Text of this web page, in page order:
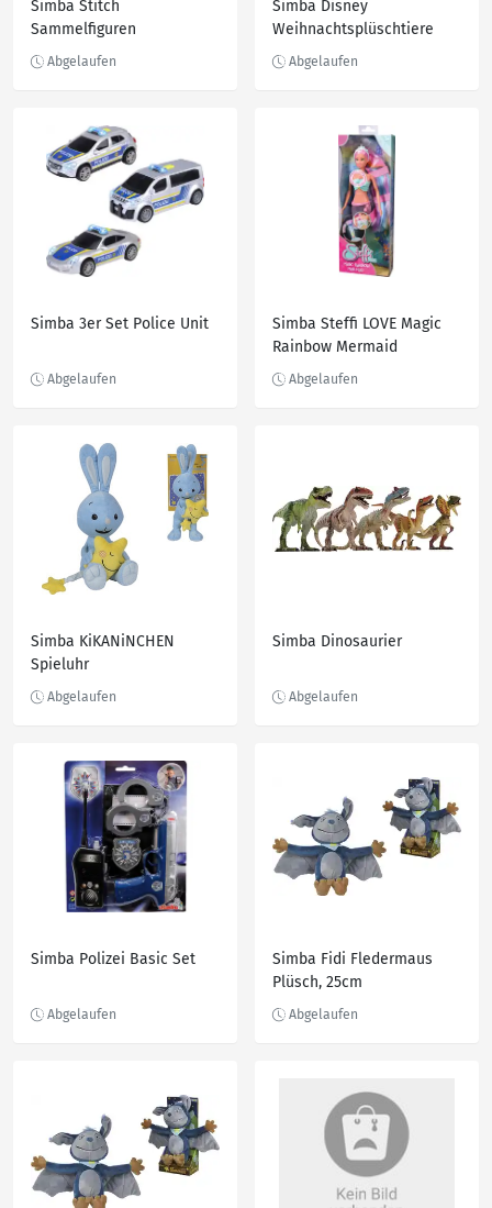
Simba Stitch
Sammelfiguren
Simba Disney
Weihnachtsplüschtiere
Simba 3er Set Police Unit
Simba Steffi LOVE Magic
Rainbow Mermaid
Simba KiKANiNCHEN
Spieluhr
Simba Dinosaurier
Simba Polizei Basic Set
Simba Fidi Fledermaus
Plüsch, 25cm